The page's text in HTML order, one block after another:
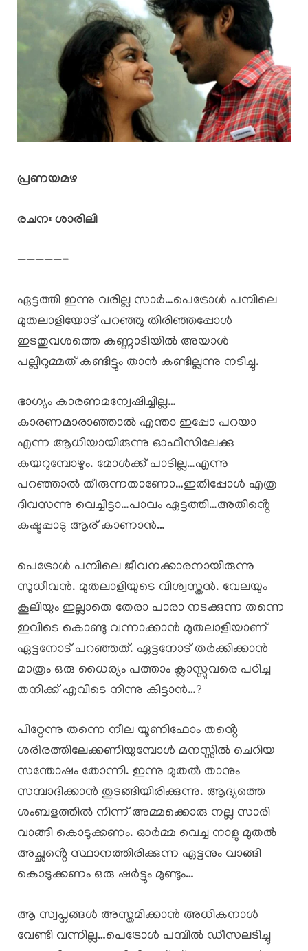
പ്രണയമഴ
രചന: ശാരിലി
—————-
ഏട്ടത്തി ഇന്നു വരില്ല സാർ…പെട്രോൾ പമ്പിലെ
മുതലാളിയോട് പറഞ്ഞു തിരിഞ്ഞപ്പോൾ
ഇടതുവശത്തെ കണ്ണാടിയിൽ അയാൾ
പല്ലിറുമ്മത് കണ്ടിട്ടും താൻ കണ്ടില്ലന്നു നടിച്ചു.
ഭാഗ്യം കാരണമന്വേഷിച്ചില്ല…
കാരണമാരാഞ്ഞാൽ എന്താ ഇപ്പോ പറയാ
എന്ന ആധിയായിരുന്നു ഓഫീസിലേക്കു
കയറുമ്പോഴും. മോൾക്ക് പാടില്ല…എന്നു
പറഞ്ഞാൽ തീരുന്നതാണോ…ഇതിപ്പോൾ എത്ര
ദിവസന്നു വെച്ചിട്ടാ…പാവം ഏട്ടത്തി…അതിൻ്റെ
കഷ്ടപ്പാടു ആര് കാണാൻ…
പെട്രോൾ പമ്പിലെ ജീവനക്കാരനായിരുന്നു
സുധീവൻ. മുതലാളിയുടെ വിശ്വസ്തൻ. വേലയും
കൂലിയും ഇല്ലാതെ തേരാ പാരാ നടക്കുന്ന തന്നെ
ഇവിടെ കൊണ്ടു വന്നാക്കാൻ മുതലാളിയാണ്
ഏട്ടനോട് പറഞ്ഞത്. ഏട്ടനോട് തർക്കിക്കാൻ
മാത്രം ഒരു ധൈര്യം പത്താം ക്ലാസ്സുവരെ പഠിച്ച
തനിക്ക് എവിടെ നിന്നു കിട്ടാൻ…?
പിറ്റേന്നു തന്നെ നീല യൂണിഫോം തൻ്റെ
ശരീരത്തിലേക്കണിയുമ്പോൾ മനസ്സിൽ ചെറിയ
സന്തോഷം തോന്നി. ഇന്നു മുതൽ താനും
സമ്പാദിക്കാൻ തുടങ്ങിയിരിക്കുന്നു. ആദ്യത്തെ
ശംബളത്തിൽ നിന്ന് അമ്മക്കൊരു നല്ല സാരി
വാങ്ങി കൊടുക്കണം. ഓർമ്മ വെച്ച നാളു മുതൽ
അച്ഛൻ്റെ സ്ഥാനത്തിരിക്കുന്ന ഏട്ടനും വാങ്ങി
കൊടുക്കണം ഒരു ഷർട്ടും മുണ്ടും…
ആ സ്വപ്നങ്ങൾ അസ്തമിക്കാൻ അധികനാൾ
വേണ്ടി വന്നില്ല…പെട്രോൾ പമ്പിൽ ഡീസലടിച്ചു